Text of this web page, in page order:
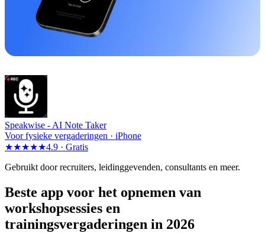
Speakwise - AI Note Taker
Voor fysieke vergaderingen · iPhone
★★★★★4.9 · Gratis
Gebruikt door recruiters, leidinggevenden, consultants en meer.
Beste app voor het opnemen van
workshopsessies en
trainingsvergaderingen in 2026